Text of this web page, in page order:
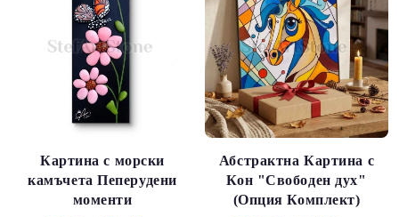
Картина с морски
камъчета Пеперудени
моменти
Абстрактна Картина с
Кон "Свободен дух"
(Опция Комплект)